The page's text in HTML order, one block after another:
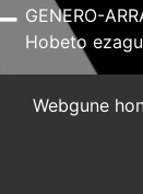
GENERO-
Hobeto
Lege-oharra
Webgune